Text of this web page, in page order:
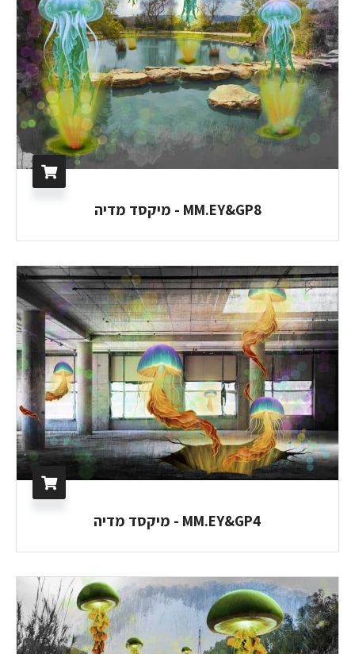
MM.EY&GP8 - מיקסד מדיה
MM.EY&GP4 - מיקסד מדיה